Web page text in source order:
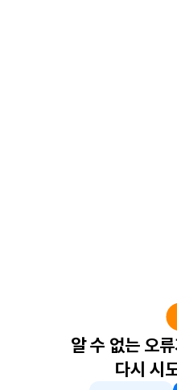
알 수 없는 오
다시 시